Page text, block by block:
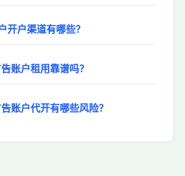
开户渠道有哪些？
账户租用靠谱吗？
账户代开有哪些风险？